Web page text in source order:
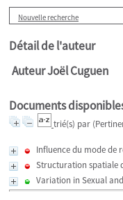
Nouvelle recherche
Détail de l'auteur
Auteur Joël Cuguen
Documents
trié(s) par
Influence du mode de
Structuration spatiale
Variation in Sexual